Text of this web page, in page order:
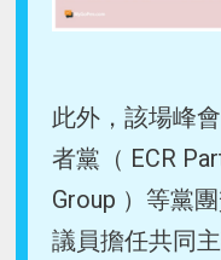
此外，該場峰
者黨（ ECR
Group ）等黨
議員擔任共同